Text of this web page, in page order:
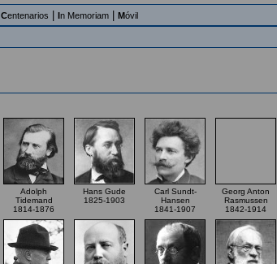
Centenarios In Memoriam Móvil
Adolph
Tidemand
1814-1876
Hans Gude
1825-1903
Carl Sundt-
Hansen
1841-1907
Georg Anton
Rasmussen
1842-1914